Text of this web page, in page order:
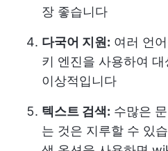
장 좋습니다
다국어 지원: 여러 언
키 엔진을 사용하여
이상적입니다
텍스트 검색: 수많은
는 것은 지루할 수 있